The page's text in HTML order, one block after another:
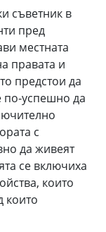
съветник в
пред
местната
правата и
предстои да
по-успешно да
с
да живеят
се включиха
които
които